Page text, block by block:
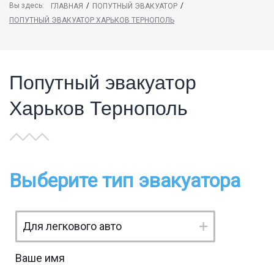
Вы здесь: ГЛАВНАЯ / ПОПУТНЫЙ ЭВАКУАТОР /
ПОПУТНЫЙ ЭВАКУАТОР ХАРЬКОВ ТЕРНОПОЛЬ
Попутный эвакуатор
Харьков Тернополь
Выберите тип эвакуатора
Ваше имя